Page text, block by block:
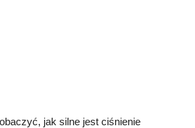
jak silne jest ciśnienie